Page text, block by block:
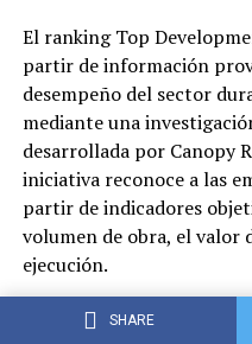
SHARE
El ranking Top
partir de información
desempeño del sector
mediante una
desarrollada por Canopy
iniciativa reconoce a las
partir de indicadores
volumen de obra, el valor
ejecución.
Más allá de los